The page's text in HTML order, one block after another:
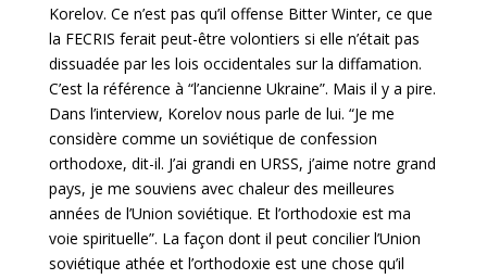
Korelov. Ce n’est pas qu’il offense Bitter Winter, ce que
la FECRIS ferait peut-être volontiers si elle n’était pas
dissuadée par les lois occidentales sur la diffamation.
C’est la référence à “l’ancienne Ukraine”. Mais il y a pire.
Dans l’interview, Korelov nous parle de lui. “Je me
considère comme un soviétique de confession
orthodoxe, dit-il. J’ai grandi en URSS, j’aime notre grand
pays, je me souviens avec chaleur des meilleures
années de l’Union soviétique. Et l’orthodoxie est ma
voie spirituelle”. La façon dont il peut concilier l’Union
soviétique athée et l’orthodoxie est une chose qu’il